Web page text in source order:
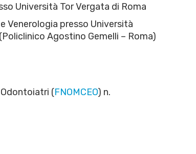
Università Tor Vergata di Roma
Venerologia presso Università
Agostino Gemelli – Roma)
Odontoiatri (FNOMCEO) n.